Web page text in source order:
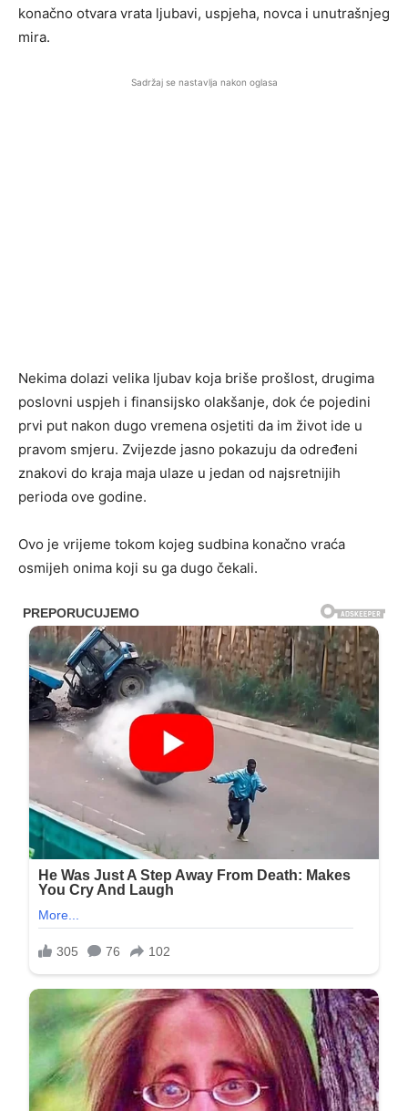
konačno otvara vrata ljubavi, uspjeha, novca i unutrašnjeg
mira.
Sadržaj se nastavlja nakon oglasa
Nekima dolazi velika ljubav koja briše prošlost, drugima
poslovni uspjeh i finansijsko olakšanje, dok će pojedini
prvi put nakon dugo vremena osjetiti da im život ide u
pravom smjeru. Zvijezde jasno pokazuju da određeni
znakovi do kraja maja ulaze u jedan od najsretnijih
perioda ove godine.
Ovo je vrijeme tokom kojeg sudbina konačno vraća
osmijeh onima koji su ga dugo čekali.